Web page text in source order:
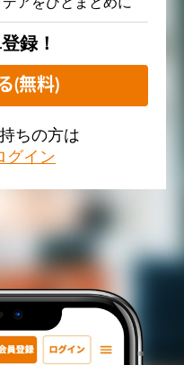
録！
(無料)
ちの方は
グイン